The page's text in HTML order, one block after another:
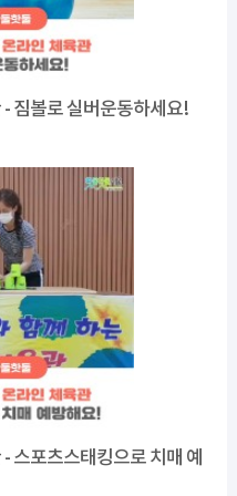
짐볼로 실버운동하세요!
스포츠스태킹으로 치매 예